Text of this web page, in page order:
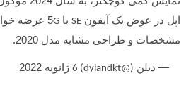
اپل در عوض یک آیفون SE با 5 G
عرضه
مشخصات و طراحی مشابه مدل 2020.
— دیلن (@dylandkt) 6 ژانویه 2022